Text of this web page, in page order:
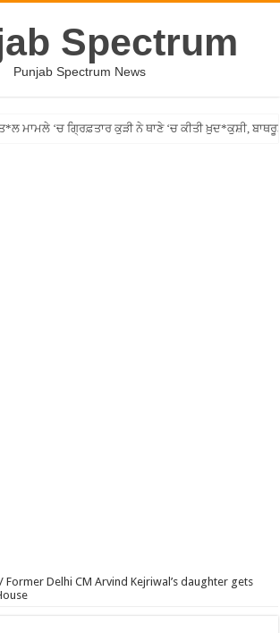
Spectrum
Punjab Spectrum News
ਮਾਮਲੇ ‘ਚ ਗ੍ਰਿਫ਼ਤਾਰ ਕੁੜੀ ਨੇ ਥਾਣੇ ‘ਚ ਕੀਤੀ ਖ਼ੁਦ*ਕੁਸ਼ੀ,
/ Former Delhi CM Arvind Kejriwal’s daughter gets